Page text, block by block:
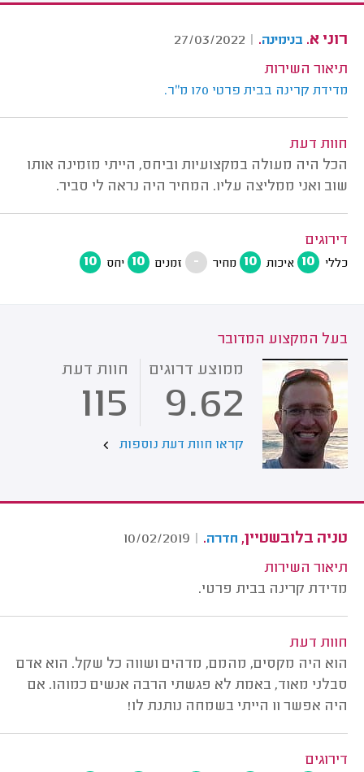
רוני א. בנימינה.
|
27/03/2022
תיאור השירות
מדידת קרינה בבית פרטי 170 מ"ר.
חוות דעת
הכל היה מעולה במקצועיות וביחס, הייתי מזמינה אותו
שוב ואני ממליצה עליו. המחיר היה נראה לי סביר.
דירוגים
כללי 10 איכות 10 מחיר - זמנים 10 יחס 10
בעל המקצוע המדובר
ממוצע דרוגים
9.62
חוות דעת
115
קראו חוות דעת נוספות
טניה בלובשטיין, חדרה.
|
10/02/2019
תיאור השירות
מדידת קרינה בבית פרטי.
חוות דעת
הוא היה מקסים, מהמם, מדהים ושווה כל שקל. הוא אדם
סבלני מאוד, באמת לא פגשתי הרבה אנשים כמוהו. אם
היה אפשר 11 הייתי בשמחה נותנת לו!
דירוגים